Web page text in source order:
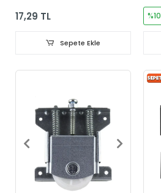
17,29 TL
Sepete Ekle
%10